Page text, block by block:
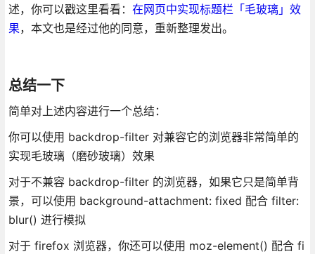
述，你可以戳这里看看： 在网页中实现标题栏「毛玻璃」效
果，本文也是经过他的同意，重新整理发出。
总结一下
简单对上述内容进行一个总结：
你可以使用 backdrop-filter 对兼容它的浏览器非常简单的
实现毛玻璃（磨砂玻璃）效果
对于不兼容 backdrop-filter 的浏览器，如果它只是简单背
景，可以使用 background-attachment: fixed 配合 filter:
blur() 进行模拟
对于 firefox 浏览器，你还可以使用 moz-element() 配合 fi